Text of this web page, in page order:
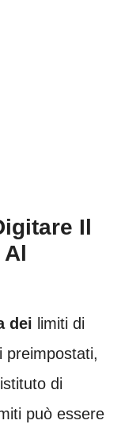
Il
dei limiti di
preimpostati,
di
può essere